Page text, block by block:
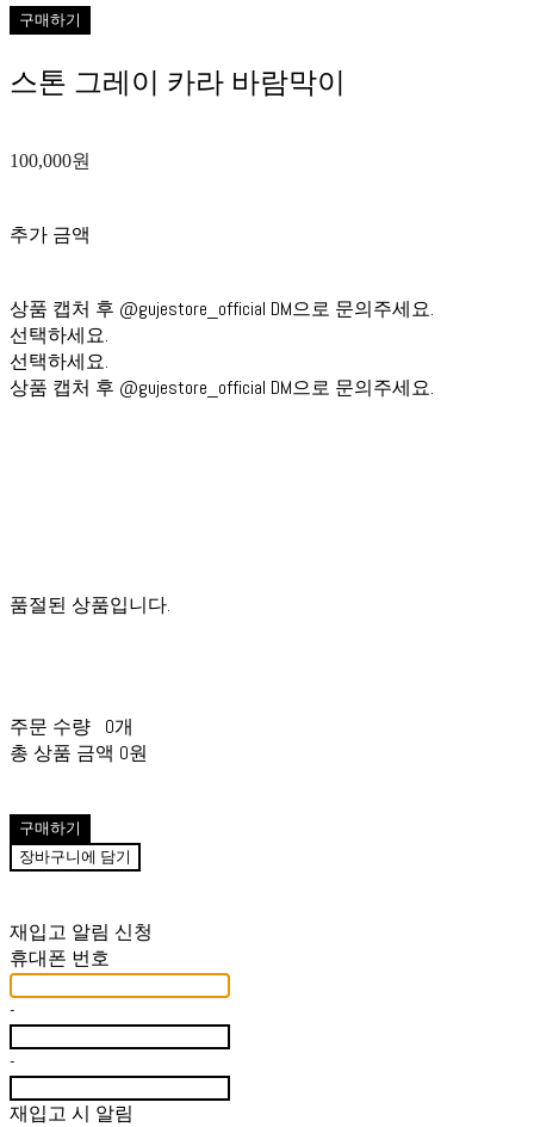
구매하기
스톤 그레이 카라 바람막이
100,000원
추가 금액
상품 캡처 후 @gujestore_official DM으로 문의주세요.
선택하세요.
선택하세요.
상품 캡처 후 @gujestore_official DM으로 문의주세요.
품절된 상품입니다.
주문 수량
0개
총 상품 금액 0원
구매하기
장바구니에 담기
재입고 알림 신청
휴대폰 번호
-
-
재입고 시 알림